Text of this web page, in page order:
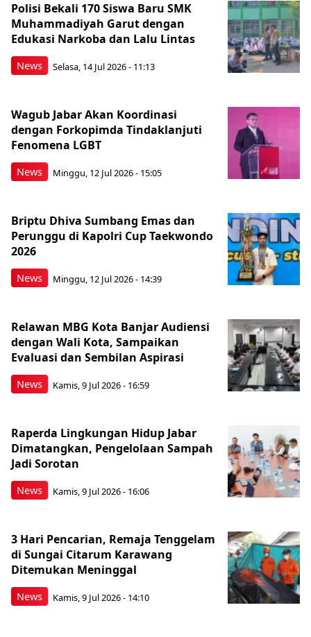
News
Polisi Bekali 170 Siswa Baru SMK
Muhammadiyah Garut dengan
Edukasi Narkoba dan Lalu Lintas
Selasa, 14 Jul 2026 - 11:13
News
Wagub Jabar Akan Koordinasi
dengan Forkopimda Tindaklanjuti
Fenomena LGBT
Minggu, 12 Jul 2026 - 15:05
News
Briptu Dhiva Sumbang Emas dan
Perunggu di Kapolri Cup Taekwondo
2026
Minggu, 12 Jul 2026 - 14:39
News
Relawan MBG Kota Banjar Audiensi
dengan Wali Kota, Sampaikan
Evaluasi dan Sembilan Aspirasi
Kamis, 9 Jul 2026 - 16:59
News
Raperda Lingkungan Hidup Jabar
Dimatangkan, Pengelolaan Sampah
Jadi Sorotan
Kamis, 9 Jul 2026 - 16:06
News
3 Hari Pencarian, Remaja Tenggelam
di Sungai Citarum Karawang
Ditemukan Meninggal
Kamis, 9 Jul 2026 - 14:10